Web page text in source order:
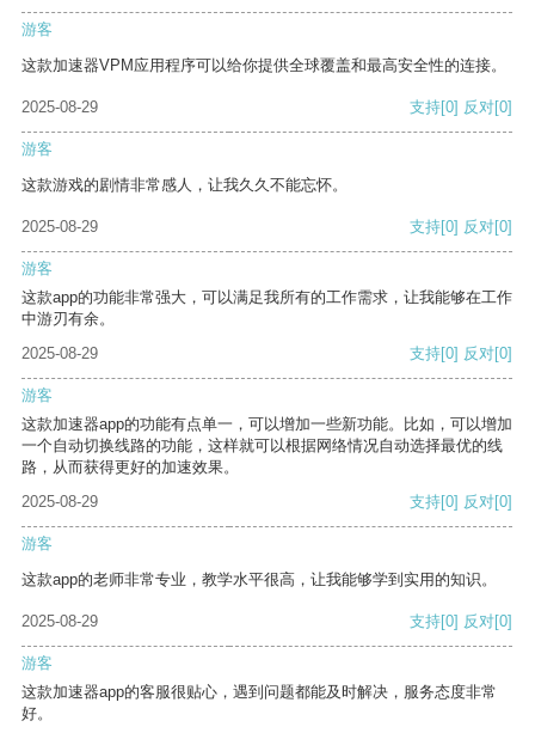
游客
这款加速器VPM应用程序可以给你提供全球覆盖和最高安全性的连接。
2025-08-29 支持[0] 反对[0]
游客
这款游戏的剧情非常感人，让我久久不能忘怀。
2025-08-29 支持[0] 反对[0]
游客
这款app的功能非常强大，可以满足我所有的工作需求，让我能够在工作
中游刃有余。
2025-08-29
支持[0] 反对[0]
游客
这款加速器app的功能有点单一，可以增加一些新功能。比如，可以增加
一个自动切换线路的功能，这样就可以根据网络情况自动选择最优的线
路，从而获得更好的加速效果。
2025-08-29
支持[0] 反对[0]
游客
这款app的老师非常专业，教学水平很高，让我能够学到实用的知识。
2025-08-29 支持[0] 反对[0]
游客
这款加速器app的客服很贴心，遇到问题都能及时解决，服务态度非常
好。